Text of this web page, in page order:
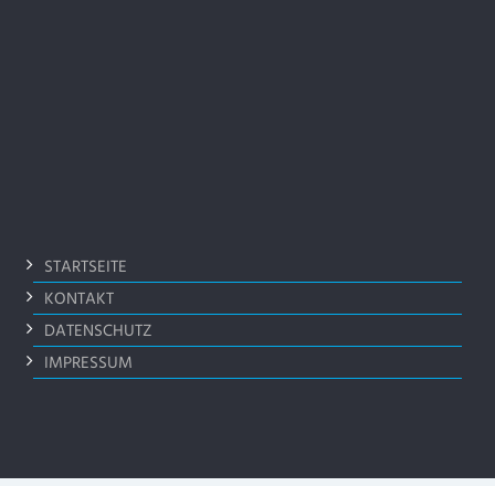
STARTSEITE
KONTAKT
DATENSCHUTZ
IMPRESSUM